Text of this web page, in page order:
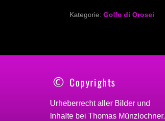
Kategorie: Golfo di Orosei
Copyrights
Urheberrecht aller Bilder und
Inhalte bei Thomas Münzlochner.